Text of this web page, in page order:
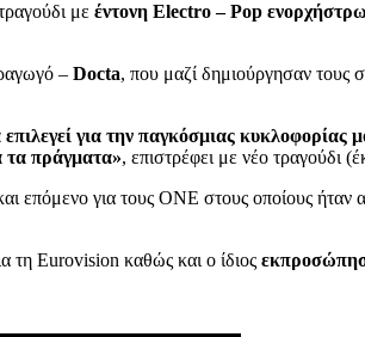
με έντονη Electro – Pop
– Docta, που μαζί δημιούργησαν τους
για την παγκόσμιας κυκλοφορίας
τα πράγματα», επιστρέφει με νέο τραγούδι
για τους ONE στους οποίους ήταν
τη Eurovision καθώς και ο ίδιος